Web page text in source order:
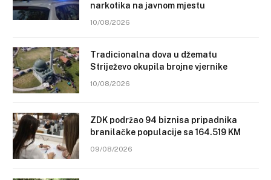
narkotika na javnom mjestu
10/08/2026
Tradicionalna dova u džematu
Striježevo okupila brojne vjernike
10/08/2026
ZDK podržao 94 biznisa pripadnika
branilačke populacije sa 164.519 KM
09/08/2026